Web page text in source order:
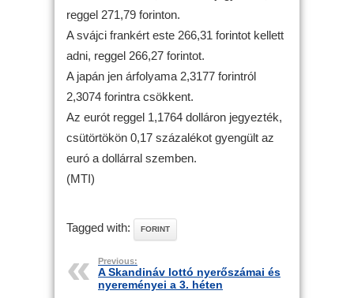
reggel 271,79 forinton.
A svájci frankért este 266,31 forintot kellett
adni, reggel 266,27 forintot.
A japán jen árfolyama 2,3177 forintról
2,3074 forintra csökkent.
Az eurót reggel 1,1764 dolláron jegyezték,
csütörtökön 0,17 százalékot gyengült az
euró a dollárral szemben.
(MTI)
Tagged with: FORINT
Previous:
A Skandináv lottó nyerőszámai és
nyereményei a 3. héten